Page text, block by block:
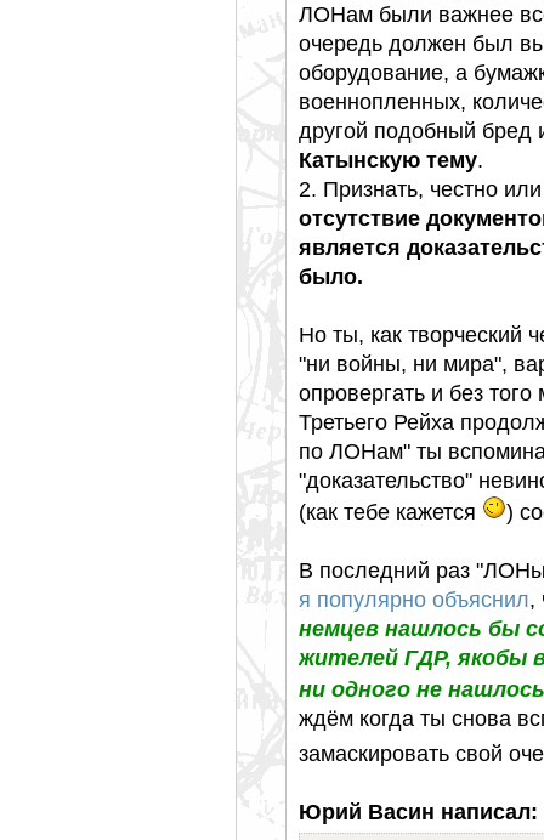
ЛОНам были важнее
очередь должен был
оборудование, а
военнопленных,
другой подобный бред
Катынскую тему.
2. Признать, честно
отсутствие
является
было.
Но ты, как творческий
"ни войны, ни мира",
опровергать и без
Третьего Рейха
по ЛОНам" ты
"доказательство"
(как тебе кажется
)
В последний раз
я популярно объяснил,
немцев нашлось бы
жителей ГДР, якобы
ни одного не
ждём когда ты снова
замаскировать свой
Юрий Васин написал: